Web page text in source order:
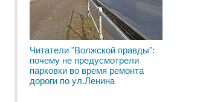
Читатели "Волжской правды":
почему не предусмотрели
парковки во время ремонта
дороги по ул.Ленина